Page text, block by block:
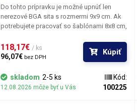
Do tohto prípravku je možné upnúť len
nerezové BGA sita s rozmermi 9x9 cm. Ak
potrebujete pracovať so šablónami 8x8 cm,
reballing Ball Grid Array obvodov s
vylepšeným uchytením čipu pomocou
dvoch napružených ručičiek; pre x a y os
zvlášť. Tento prepracovanejší systém
držania BGA obvodov je vhodný najmä pre
preguličkovanie série rovnakých čipov.
118,17€ / ks
96,07€ bez DPH
Kúpiť
skladom 2-5 ks
12.08.2026 môže byť u Vás
Kód:
100225